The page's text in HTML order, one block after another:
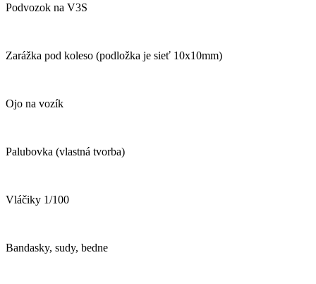
Podvozok na V3S
Zarážka pod koleso (podložka je sieť 10x10mm)
Ojo na vozík
Palubovka (vlastná tvorba)
Vláčiky 1/100
Bandasky, sudy, bedne